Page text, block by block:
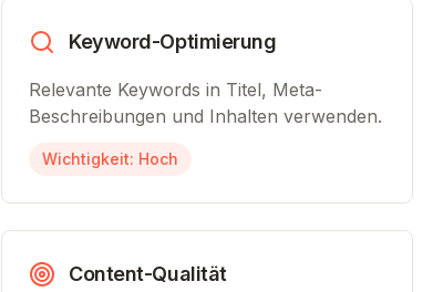
Keyword-Optimierung
Relevante Keywords in Titel, Meta-
Beschreibungen und Inhalten verwenden.
Wichtigkeit: Hoch
Content-Qualität